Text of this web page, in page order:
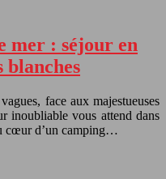
mer : séjour en
blanches
face aux majestueuses
inoubliable vous attend dans
cœur d’un camping…